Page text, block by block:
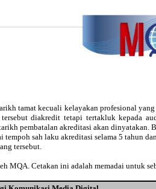
tamat kecuali kelayakan profesional
diakredit tetapi tertakluk kepada
pembatalan akreditasi akan dinyatakan.
tempoh sah laku akreditasi selama 5 tahun
tersebut.
MQA. Cetakan ini adalah memadai untuk